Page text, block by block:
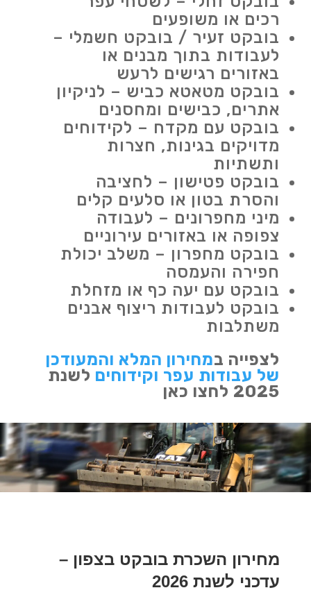
רכים או משופעים
בובקט זעיר / בובקט חשמלי –
לעבודות בתוך מבנים או
באזורים רגישים לרעש
בובקט מטאטא כביש – לניקיון
אתרים, כבישים ומחסנים
בובקט עם מקדח – לקידוחים
מדויקים בגינות, חצרות
ותשתיות
בובקט פטישון – לחציבה
והסרת בטון או סלעים קלים
מיני מחפרונים – לעבודה
צפופה או באזורים עירוניים
בובקט מחפרון – משלב יכולת
חפירה והעמסה
בובקט עם יעה כף או מזחלת
בובקט לעבודות ריצוף אבנים
משתלבות
לצפייה במחירון המלא והמעודכן
של עבודות עפר וקידוחים לשנת
2025 לחצו כאן
מחירון השכרת בובקט בצפון –
עדכני לשנת 2026